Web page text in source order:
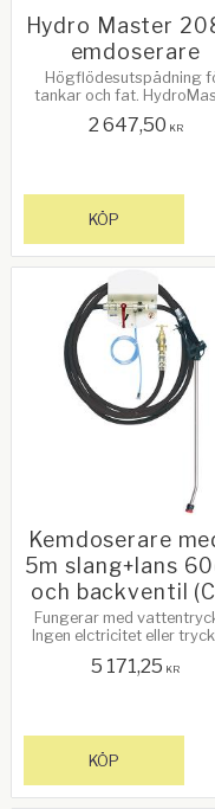
Hydro Master
emdoserare
Högflödesutspädning
tankar och fat. HydroMaster
väggmontage. Se mer
2 647,50 KR
KÖP
Kemdoserare
5m slang+lans
och backventil
Fungerar med
Ingen elctricitet eller
5 171,25 KR
KÖP